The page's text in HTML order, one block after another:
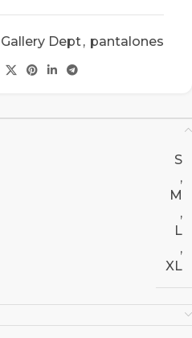
Gallery Dept, pantalones
S
,
M
,
L
,
XL